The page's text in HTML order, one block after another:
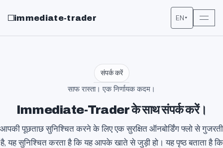
immediate-trader EN▾
संपर्क करें
साफ रास्ता। एक निर्णायक कदम।
Immediate-Trader के साथ संपर्क करें।
आपकी पूछताछ सुनिश्चित करने के लिए एक सुरक्षित ऑनबोर्डिंग फ्लो से गुजरती
है, यह सुनिश्चित करता है कि यह आपके खाते से जुड़ी हो। यह पृष्ठ बताता है कि